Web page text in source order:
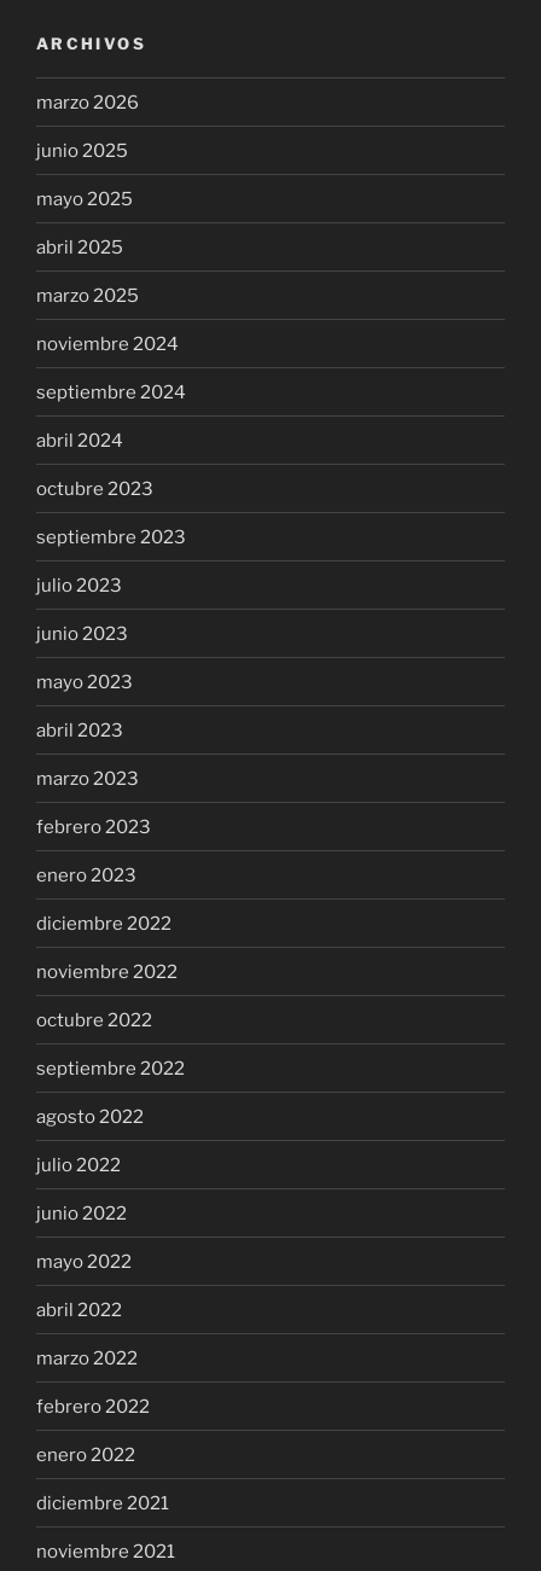
ARCHIVOS
marzo 2026
junio 2025
mayo 2025
abril 2025
marzo 2025
noviembre 2024
septiembre 2024
abril 2024
octubre 2023
septiembre 2023
julio 2023
junio 2023
mayo 2023
abril 2023
marzo 2023
febrero 2023
enero 2023
diciembre 2022
noviembre 2022
octubre 2022
septiembre 2022
agosto 2022
julio 2022
junio 2022
mayo 2022
abril 2022
marzo 2022
febrero 2022
enero 2022
diciembre 2021
noviembre 2021